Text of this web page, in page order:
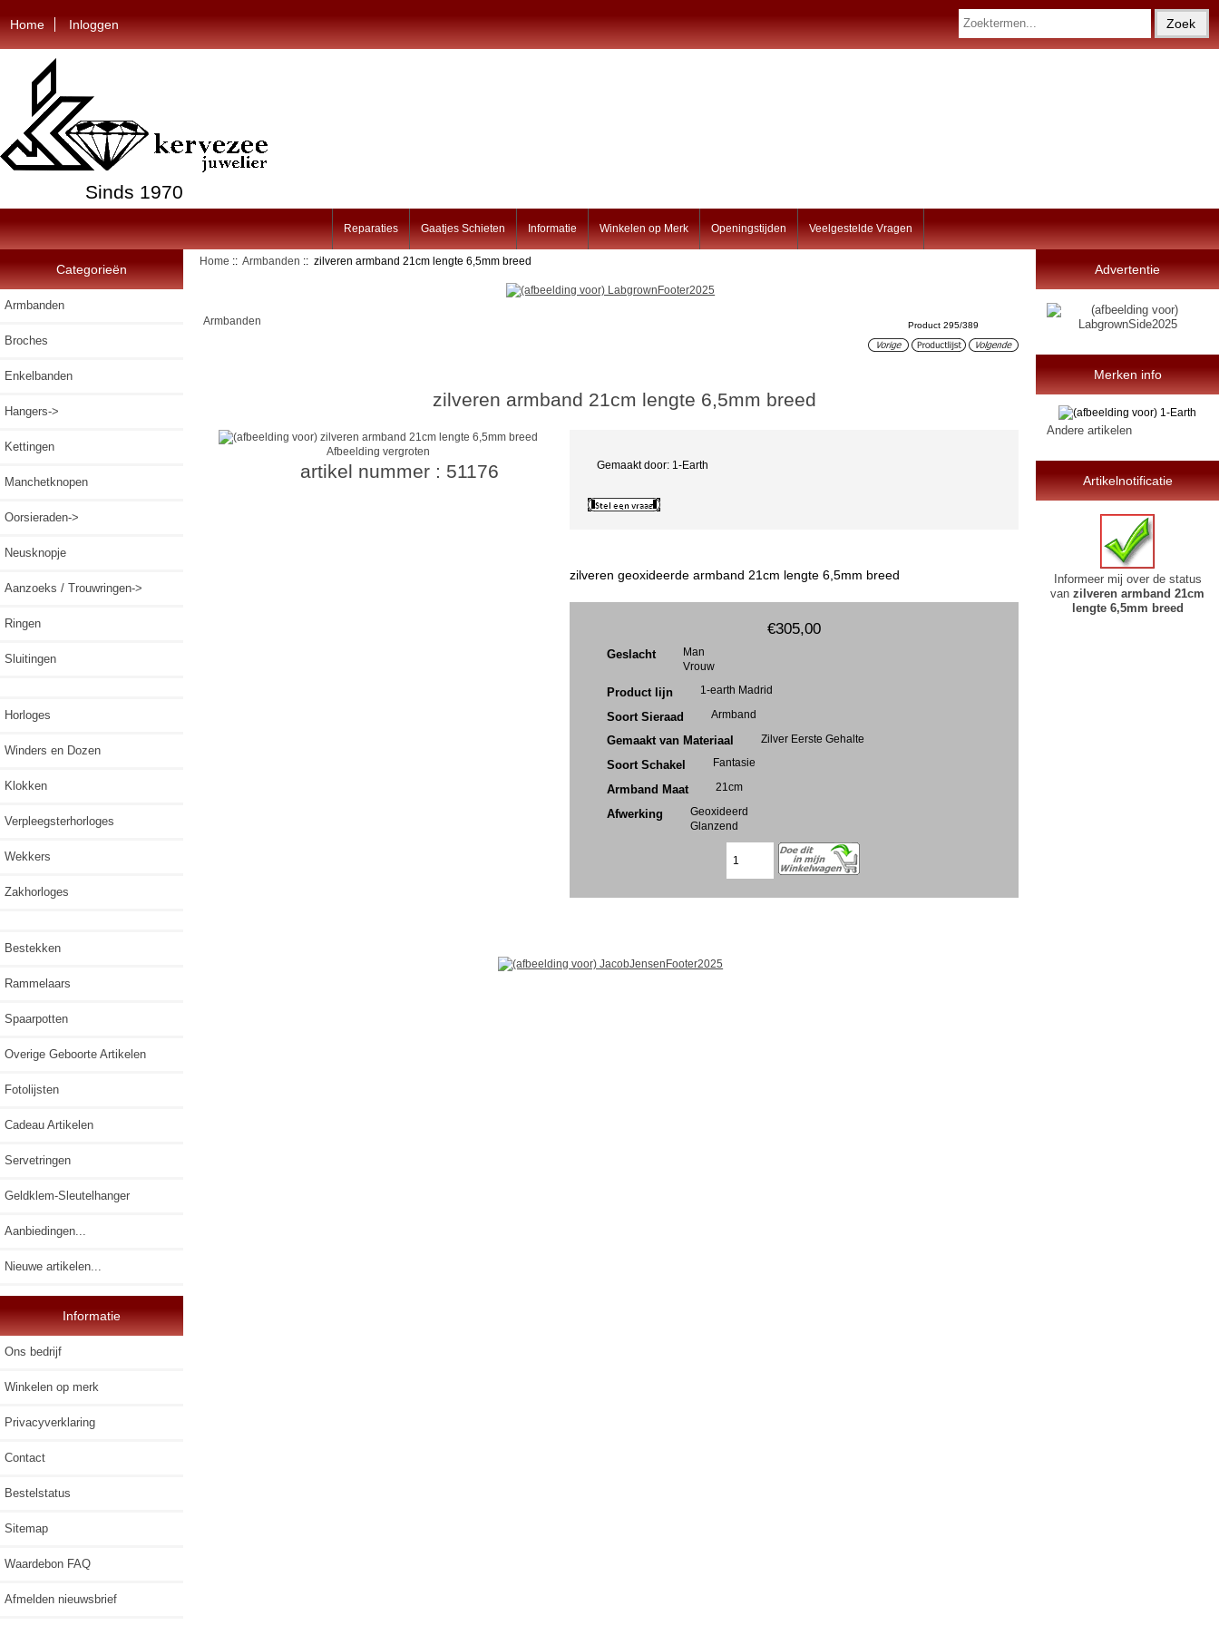
Home Inloggen
Sinds 1970
Reparaties Gaatjes Schieten Informatie Winkelen op Merk Openingstijden Veelgestelde Vragen
Categorieën
Armbanden
Broches
Enkelbanden
Hangers->
Kettingen
Manchetknopen
Oorsieraden->
Neusknopje
Aanzoeks / Trouwringen->
Ringen
Sluitingen
Horloges
Winders en Dozen
Klokken
Verpleegsterhorloges
Wekkers
Zakhorloges
Bestekken
Rammelaars
Spaarpotten
Overige Geboorte Artikelen
Fotolijsten
Cadeau Artikelen
Servetringen
Geldklem-Sleutelhanger
Aanbiedingen...
Nieuwe artikelen...
Informatie
Ons bedrijf
Winkelen op merk
Privacyverklaring
Contact
Bestelstatus
Sitemap
Waardebon FAQ
Afmelden nieuwsbrief
Home ::Armbanden :: zilveren armband 21cm lengte 6,5mm breed
Armbanden Product 295/389
zilveren armband 21cm lengte 6,5mm breed
Afbeelding vergroten
Gemaakt door: 1-Earth
artikel nummer : 51176
zilveren geoxideerde armband 21cm lengte 6,5mm breed
€305,00
Geslacht
Man
Vrouw
Product lijn 1-earth Madrid
Soort Sieraad Armband
Gemaakt van Materiaal Zilver Eerste Gehalte
Soort Schakel Fantasie
Armband Maat 21cm
Afwerking
Geoxideerd
Glanzend
Advertentie
Merken info
Andere artikelen
Artikelnotificatie
Informeer mij over de status
vanzilveren armband 21cm
lengte 6,5mm breed